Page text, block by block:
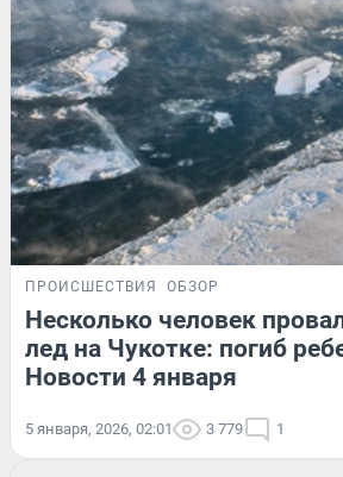
ПРОИСШЕСТВИЯ ОБЗОР
Несколько человек
лед на Чукотке: погиб
Новости 4 января
5 января, 2026, 02:01 3 779 1